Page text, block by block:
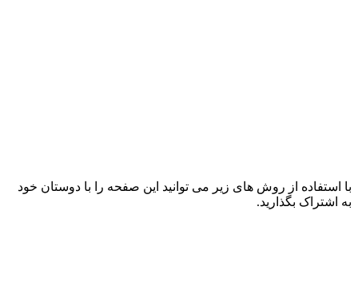
با استفاده از روش های زیر می توانید این صفحه را با دوستان خود
به اشتراک بگذارید.